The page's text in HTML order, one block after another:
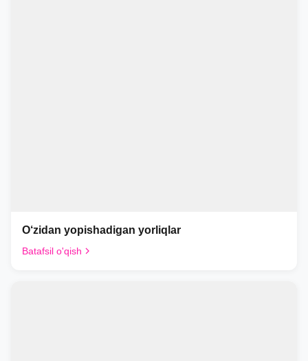
O‘zidan yopishadigan yorliqlar
Batafsil o'qish